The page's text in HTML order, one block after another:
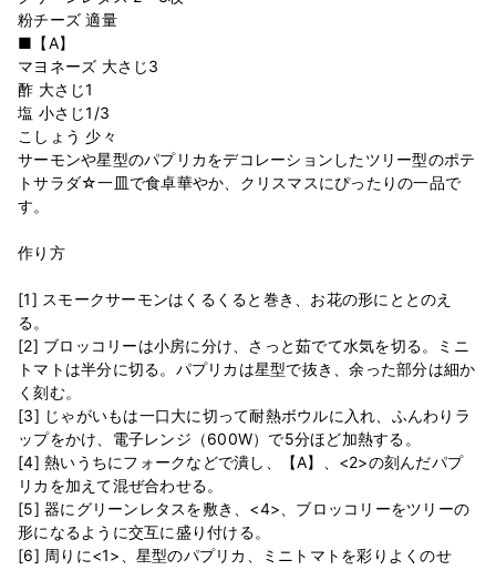
粉チーズ 適量
■【A】
マヨネーズ 大さじ3
酢 大さじ1
塩 小さじ1/3
こしょう 少々
サーモンや星型のパプリカをデコレーションしたツリー型のポテ
トサラダ☆一皿で食卓華やか、クリスマスにぴったりの一品で
す。
作り方
[1] スモークサーモンはくるくると巻き、お花の形にととのえ
る。
[2] ブロッコリーは小房に分け、さっと茹でて水気を切る。ミニ
トマトは半分に切る。パプリカは星型で抜き、余った部分は細か
く刻む。
[3] じゃがいもは一口大に切って耐熱ボウルに入れ、ふんわりラ
ップをかけ、電子レンジ（600W）で5分ほど加熱する。
[4] 熱いうちにフォークなどで潰し、【A】、<2>の刻んだパプ
リカを加えて混ぜ合わせる。
[5] 器にグリーンレタスを敷き、<4>、ブロッコリーをツリーの
形になるように交互に盛り付ける。
[6] 周りに<1>、星型のパプリカ、ミニトマトを彩りよくのせ